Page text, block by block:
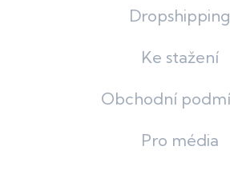
Dropshipping
Ke stažení
Obchodní
Pro média